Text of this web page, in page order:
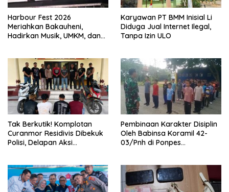
Harbour Fest 2026
Meriahkan Bakauheni,
Hadirkan Musik, UMKM, dan
Karyawan PT BMM Inisial Li
Diduga Jual Internet Ilegal,
Tanpa Izin ULO
Tak Berkutik! Komplotan
Curanmor Residivis Dibekuk
Polisi, Delapan Aksi
Pembinaan Karakter Disiplin
Oleh Babinsa Koramil 42-
03/Pnh di Ponpes